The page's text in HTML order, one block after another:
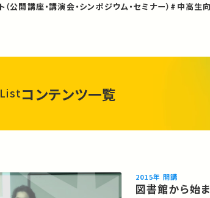
公開講座・講演会・シンポジウム・セミナー） #中高生
コンテンツ一覧
2015年 開講
図書館から始